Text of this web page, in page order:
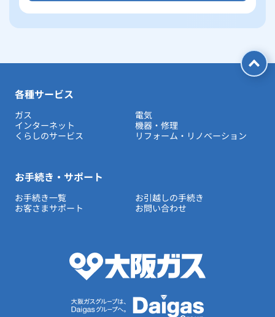
各種サービス
ガス
電気
インターネット
機器・修理
くらしのサービス
リフォーム・リノベーション
お手続き・サポート
お手続き一覧
お引越しの手続き
お客さまサポート
お問い合わせ